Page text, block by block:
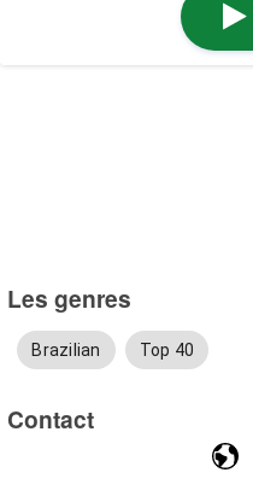
Les genres
Brazilian Top 40
Contact